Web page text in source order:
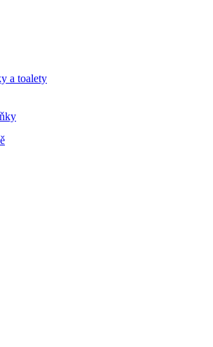
a toalety